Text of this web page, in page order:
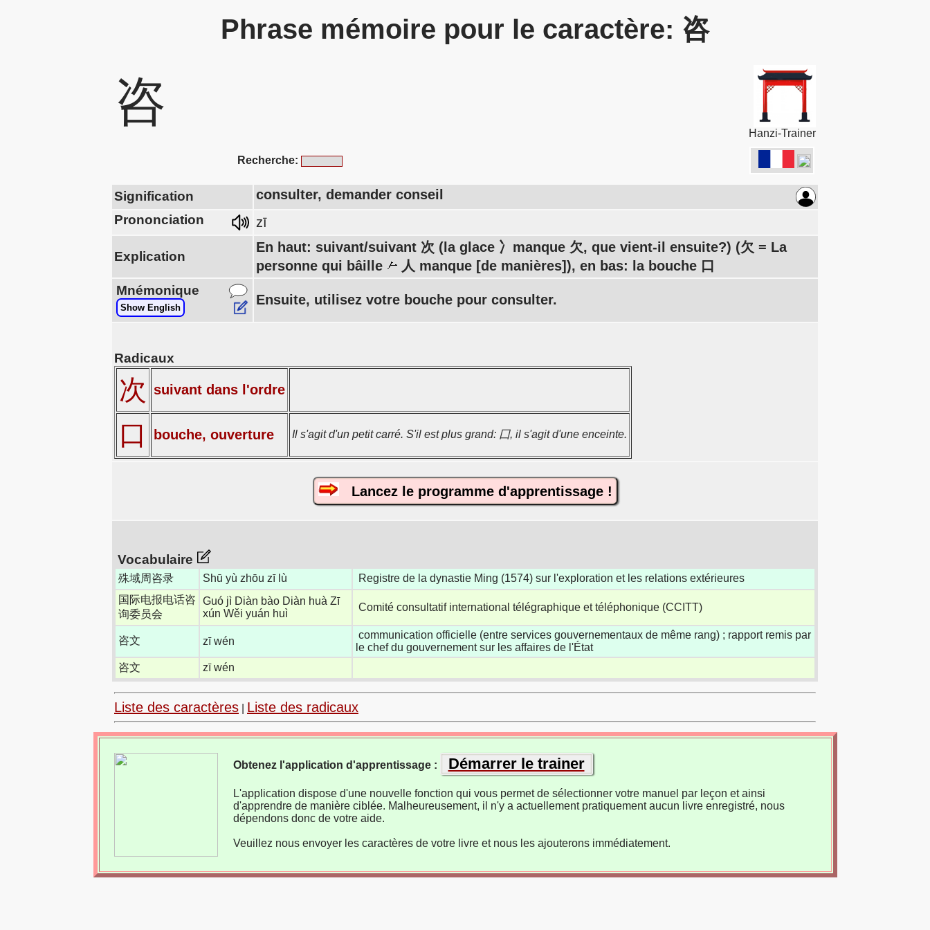
Phrase mémoire pour le caractère: 咨
咨
Hanzi-Trainer
Recherche:
Signification consulter, demander conseil
Prononciation zī
Explication
En haut: suivant/suivant 次 (la glace 冫manque 欠, que vient-il ensuite?) (欠 = La
personne qui bâille
人 manque [de manières]), en bas: la bouche 口
Mnémonique
Show English
Ensuite, utilisez votre bouche pour consulter.
Radicaux
次 suivant dans l'ordre
口 bouche, ouverture Il s'agit d'un petit carré. S'il est plus grand: 囗, il s'agit d'une enceinte.
Lancez le programme d'apprentissage !
Vocabulaire
殊域周咨录 Shū yù zhōu zī lù
Registre de la dynastie Ming (1574) sur l'exploration et les relations extérieures
国际电报电话咨
询委员会
Guó jì Diàn bào Diàn huà Zī
xún Wěi yuán huì
Comité consultatif international télégraphique et téléphonique (CCITT)
咨文 zī wén
communication officielle (entre services gouvernementaux de même rang) ; rapport remis par
le chef du gouvernement sur les affaires de l'État
咨文
zī wén
Liste des caractères Liste des radicaux
Obtenez l'application d'apprentissage : Démarrer le trainer
L'application dispose d'une nouvelle fonction qui vous permet de sélectionner votre manuel par leçon et ainsi
d'apprendre de manière ciblée. Malheureusement, il n'y a actuellement pratiquement aucun livre enregistré, nous
dépendons donc de votre aide.
Veuillez nous envoyer les caractères de votre livre et nous les ajouterons immédiatement.